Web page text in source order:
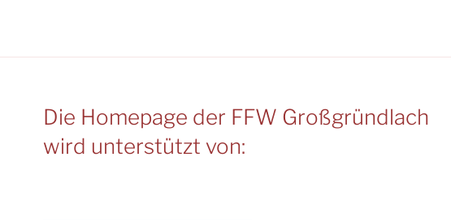
Die Homepage der FFW Großgründlach
wird unterstützt von: